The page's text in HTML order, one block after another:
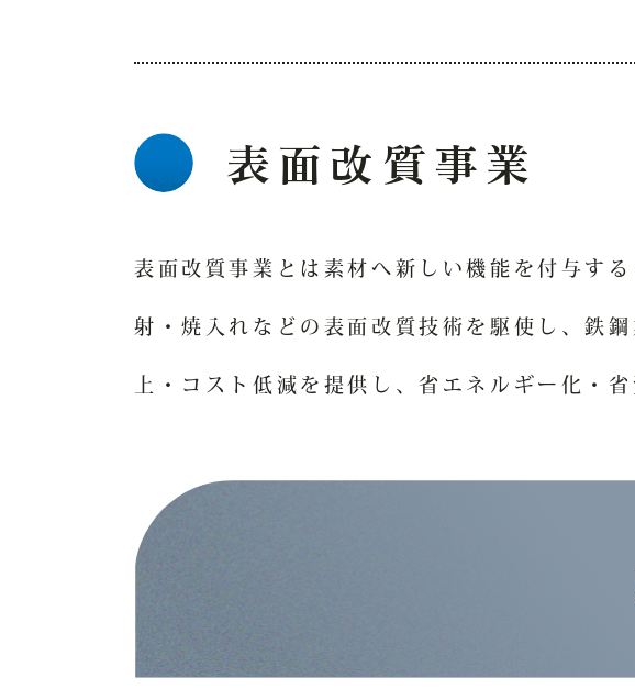
表面改質事業
表面改質事業とは素材へ新しい機能を付与す
射・焼入れなどの表面改質技術を駆使し、鉄
上・コスト低減を提供し、省エネルギー化・